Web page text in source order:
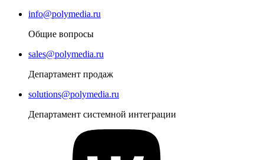
info@polymedia.ru
Общие вопросы
sales@polymedia.ru
Департамент продаж
solutions@polymedia.ru
Департамент системной интеграции